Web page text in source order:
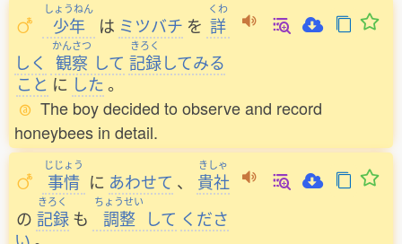
しょうねん
少年 は ミツバチ を
くわ
詳
しく
かんさつ
観察 して
きろく
記録してみる
こと に した。
The boy decided to observe and record
honeybees in detail.
じじょう
事情 に あわせて 、
きしゃ
貴社
の
きろく
記録 も
ちょうせい
調整 して くださ